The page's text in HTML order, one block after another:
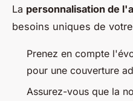
La personnalisation de
besoins uniques de
Prenez en compte
pour une couverture
Assurez-vous que la